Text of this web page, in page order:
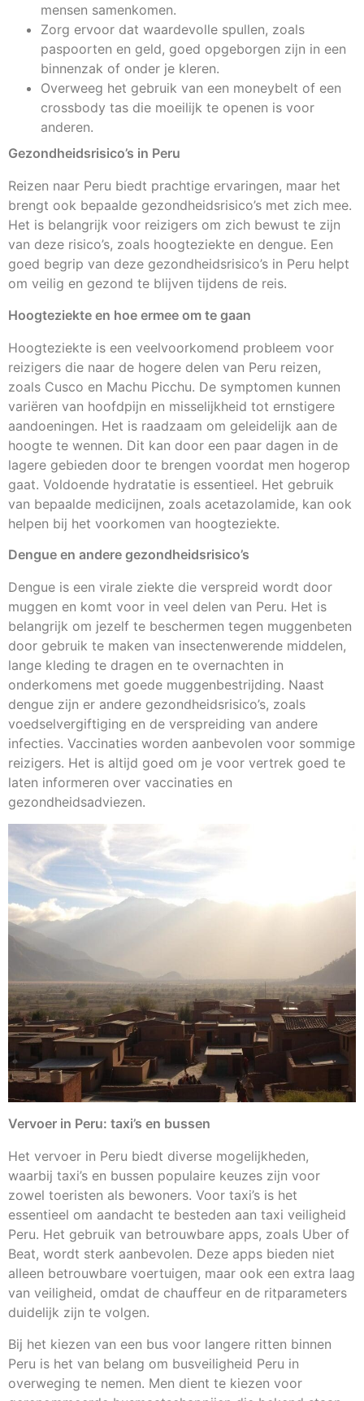
mensen samenkomen.
Zorg ervoor dat waardevolle spullen, zoals
paspoorten en geld, goed opgeborgen zijn in een
binnenzak of onder je kleren.
Overweeg het gebruik van een moneybelt of een
crossbody tas die moeilijk te openen is voor
anderen.
Gezondheidsrisico’s in Peru
Reizen naar Peru biedt prachtige ervaringen, maar het
brengt ook bepaalde gezondheidsrisico’s met zich mee.
Het is belangrijk voor reizigers om zich bewust te zijn
van deze risico’s, zoals hoogteziekte en dengue. Een
goed begrip van deze gezondheidsrisico’s in Peru helpt
om veilig en gezond te blijven tijdens de reis.
Hoogteziekte en hoe ermee om te gaan
Hoogteziekte is een veelvoorkomend probleem voor
reizigers die naar de hogere delen van Peru reizen,
zoals Cusco en Machu Picchu. De symptomen kunnen
variëren van hoofdpijn en misselijkheid tot ernstigere
aandoeningen. Het is raadzaam om geleidelijk aan de
hoogte te wennen. Dit kan door een paar dagen in de
lagere gebieden door te brengen voordat men hogerop
gaat. Voldoende hydratatie is essentieel. Het gebruik
van bepaalde medicijnen, zoals acetazolamide, kan ook
helpen bij het voorkomen van hoogteziekte.
Dengue en andere gezondheidsrisico’s
Dengue is een virale ziekte die verspreid wordt door
muggen en komt voor in veel delen van Peru. Het is
belangrijk om jezelf te beschermen tegen muggenbeten
door gebruik te maken van insectenwerende middelen,
lange kleding te dragen en te overnachten in
onderkomens met goede muggenbestrijding. Naast
dengue zijn er andere gezondheidsrisico’s, zoals
voedselvergiftiging en de verspreiding van andere
infecties. Vaccinaties worden aanbevolen voor sommige
reizigers. Het is altijd goed om je voor vertrek goed te
laten informeren over vaccinaties en
gezondheidsadviezen.
Vervoer in Peru: taxi’s en bussen
Het vervoer in Peru biedt diverse mogelijkheden,
waarbij taxi’s en bussen populaire keuzes zijn voor
zowel toeristen als bewoners. Voor taxi’s is het
essentieel om aandacht te besteden aan taxi veiligheid
Peru. Het gebruik van betrouwbare apps, zoals Uber of
Beat, wordt sterk aanbevolen. Deze apps bieden niet
alleen betrouwbare voertuigen, maar ook een extra laag
van veiligheid, omdat de chauffeur en de ritparameters
duidelijk zijn te volgen.
Bij het kiezen van een bus voor langere ritten binnen
Peru is het van belang om busveiligheid Peru in
overweging te nemen. Men dient te kiezen voor